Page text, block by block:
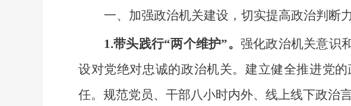
一、加强政治机关建设，切实提高政治判断
1.带头践行“两个维护”。 强化政治机关意识
设对党绝对忠诚的政治机关。建立健全推进党
任。规范党员、干部八小时内外、线上线下政治